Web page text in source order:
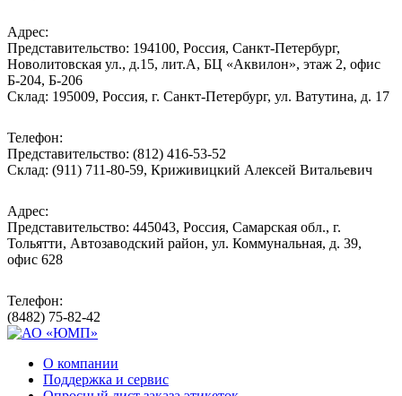
Адрес:
Представительство: 194100, Россия, Санкт-Петербург,
Новолитовская ул., д.15, лит.А, БЦ «Аквилон», этаж 2, офис
Б-204, Б-206
Склад: 195009, Россия, г. Санкт-Петербург, ул. Ватутина, д. 17
Телефон:
Представительство: (812) 416-53-52
Склад: (911) 711-80-59, Криживицкий Алексей Витальевич
Адрес:
Представительство: 445043, Россия, Самарская обл., г.
Тольятти, Автозаводский район, ул. Коммунальная, д. 39,
офис 628
Телефон:
(8482) 75-82-42
О компании
Поддержка и сервис